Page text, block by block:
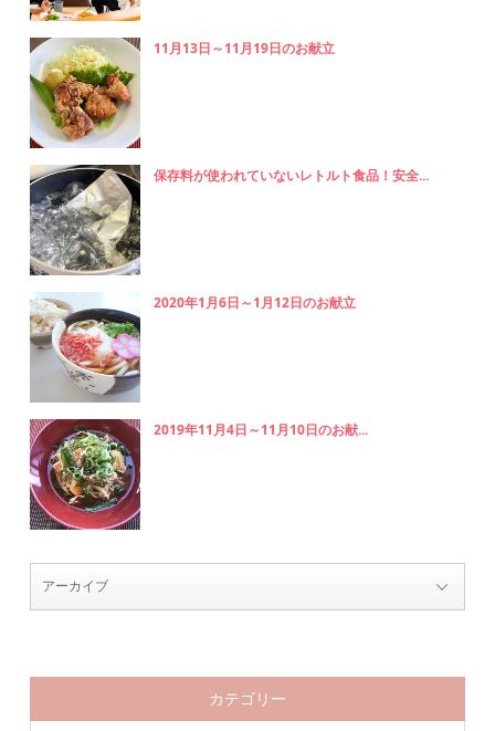
11月13日～11月19日のお献立
保存料が使われていないレトルト食品！安全...
2020年1月6日～1月12日のお献立
2019年11月4日～11月10日のお献...
カテゴリー